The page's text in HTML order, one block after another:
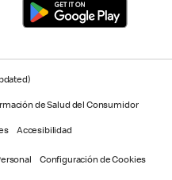
de Salud del Consumidor
Accesibilidad
Configuración de Cookies